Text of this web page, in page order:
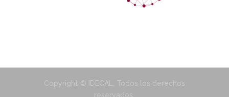
Copyright © IDECAL. Todos los derechos
reservados.